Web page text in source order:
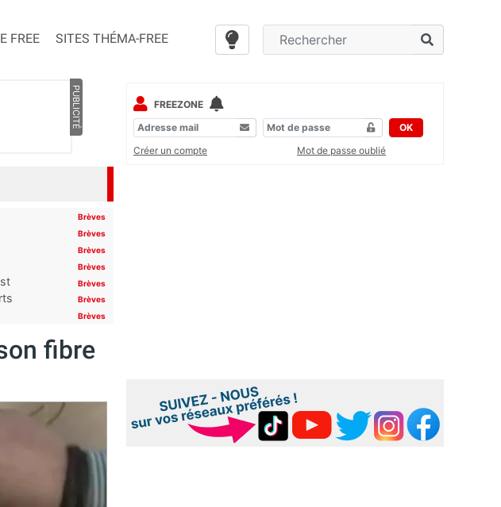
FREE SITES THÉMA-FREE
PUBLICITÉ
Brèves
Brèves
Brèves
Brèves
Brèves
Brèves
Brèves
fibre
FREEZONE
OK
Créer un compte
Mot de passe oublié